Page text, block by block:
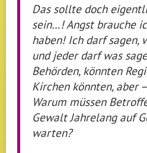
Das sollte doch
sein…! Angst brauche
haben! Ich darf sagen,
und jeder darf was
Behörden, könnten
Kirchen könnten, aber
Warum müssen
Gewalt Jahrelang auf
warten?